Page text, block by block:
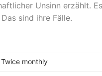
Unsinn erzählt.
sind ihre Fälle.
Twice monthly